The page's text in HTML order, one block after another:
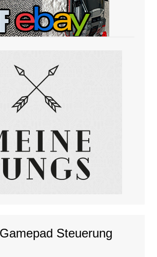
Steuerung